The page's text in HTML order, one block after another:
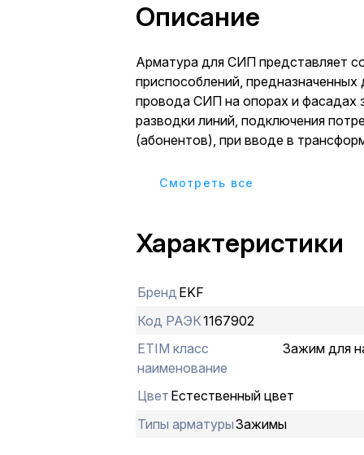
Описание
Арматура для СИП представляет
приспособлений, предназначенных
провода СИП на опорах и фасадах
разводки линий, подключения
(абонентов), при вводе в
также с голым проводом при
использования на воздушных
до 1 кВ. Продукция произведена в
по категории размещения
31946-2012
Cмотреть все
Характеристики
Бренд EKF
Код РАЭК1167902
ETIM класс
наименование
Зажим для
Цвет Естественный цвет
Типы арматурыЗажимы